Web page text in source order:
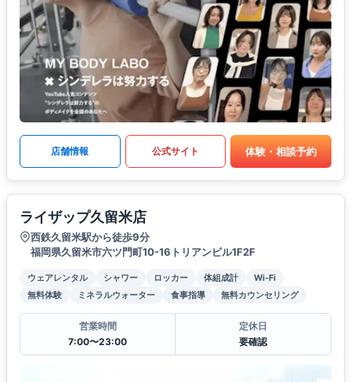
店舗情報 公式サイト 体験・相談予約
ライザップ久留米店
西鉄久留米駅から徒歩9分
福岡県久留米市六ツ門町10-16トリアンビル1F2F
ウェアレンタル シャワー ロッカー 体組成計
Wi-Fi
無料体験
ミネラルウォーター 食事指導 無料カウンセリング
営業時間
7:00〜23:00
定休日
要確認